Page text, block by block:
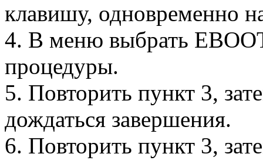
клавишу, одновременно
4. В меню выбрать
процедуры.
5. Повторить пункт 3,
дождаться завершения.
6. Повторить пункт 3,